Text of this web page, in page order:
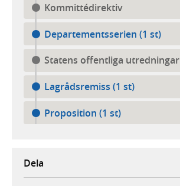
Kommittédirektiv
Departementsserien (1 st)
Statens offentliga utredningar
Lagrådsremiss (1 st)
Proposition (1 st)
Dela